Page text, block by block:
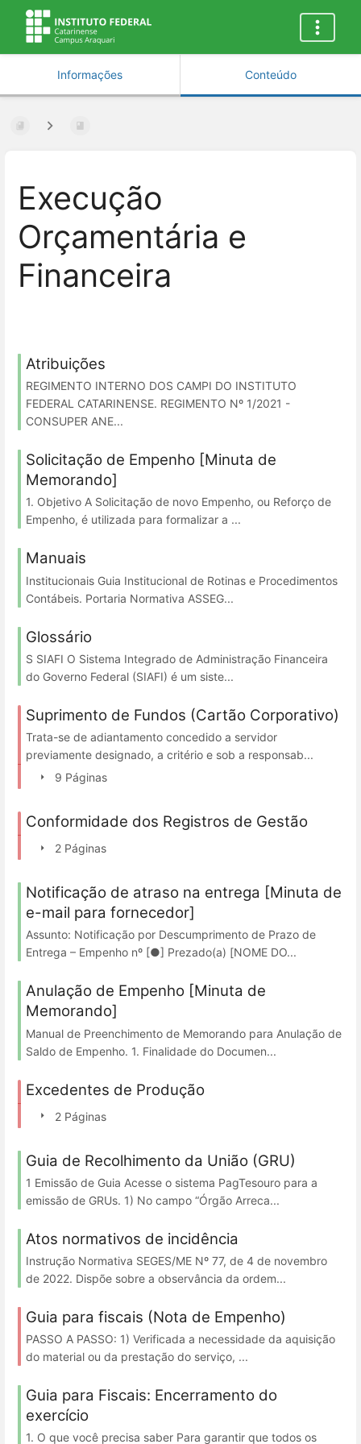
Informações Conteúdo
Execução
Orçamentária e
Financeira
Atribuições
REGIMENTO INTERNO DOS CAMPI DO INSTITUTO
FEDERAL CATARINENSE. REGIMENTO Nº 1/2021 -
CONSUPER ANE...
Solicitação de Empenho [Minuta de
Memorando]
1. Objetivo A Solicitação de novo Empenho, ou Reforço de
Empenho, é utilizada para formalizar a ...
Manuais
Institucionais Guia Institucional de Rotinas e Procedimentos
Contábeis. Portaria Normativa ASSEG...
Glossário
S SIAFI O Sistema Integrado de Administração Financeira
do Governo Federal (SIAFI) é um siste...
Suprimento de Fundos (Cartão Corporativo)
Trata-se de adiantamento concedido a servidor
previamente designado, a critério e sob a responsab...
9 Páginas
Conformidade dos Registros de Gestão
2 Páginas
Notificação de atraso na entrega [Minuta de
e-mail para fornecedor]
Assunto: Notificação por Descumprimento de Prazo de
Entrega – Empenho nº [●] Prezado(a) [NOME DO...
Anulação de Empenho [Minuta de
Memorando]
Manual de Preenchimento de Memorando para Anulação de
Saldo de Empenho. 1. Finalidade do Documen...
Excedentes de Produção
2 Páginas
Guia de Recolhimento da União (GRU)
1 Emissão de Guia Acesse o sistema PagTesouro para a
emissão de GRUs. 1) No campo “Órgão Arreca...
Atos normativos de incidência
Instrução Normativa SEGES/ME Nº 77, de 4 de novembro
de 2022. Dispõe sobre a observância da ordem...
Guia para fiscais (Nota de Empenho)
PASSO A PASSO: 1) Verificada a necessidade da aquisição
do material ou da prestação do serviço, ...
Guia para Fiscais: Encerramento do
exercício
1. O que você precisa saber Para garantir que todos os